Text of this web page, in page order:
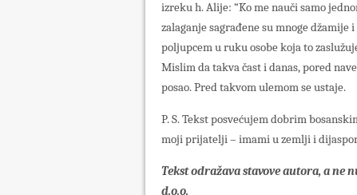
izreku h. Alije: “Ko me nauči samo
zalaganje sagrađene su mnoge
poljupcem u ruku osobe koja to
Mislim da takva čast i danas, pored
posao. Pred takvom ulemom se ustaje.
P. S. Tekst posvećujem dobrim
moji prijatelji – imami u zemlji i
Tekst odražava stavove autora, a ne
d.o.o.